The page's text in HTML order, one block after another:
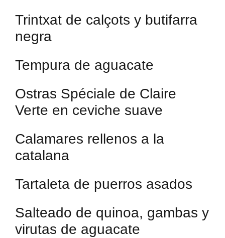
Trintxat de calçots y butifarra
negra
Tempura de aguacate
Ostras Spéciale de Claire
Verte en ceviche suave
Calamares rellenos a la
catalana
Tartaleta de puerros asados
Salteado de quinoa, gambas y
virutas de aguacate